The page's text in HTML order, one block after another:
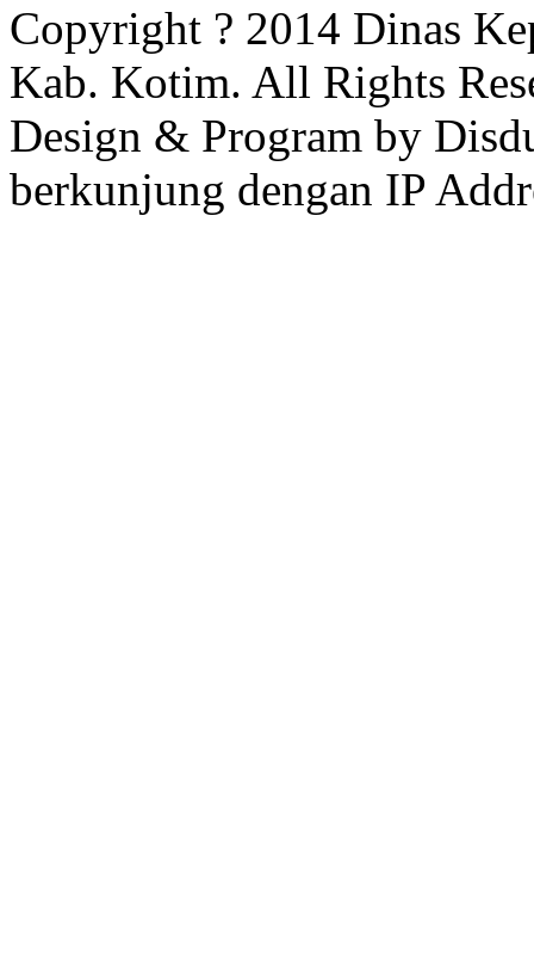
Copyright ? 2014 Dinas
Kab. Kotim. All Rights
Design & Program by
berkunjung dengan IP